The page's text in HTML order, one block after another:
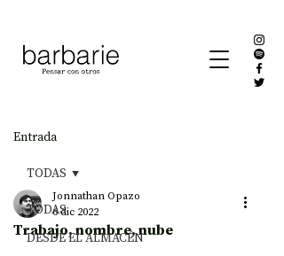
Entrada
TODAS
DESDE EL ALMACÉN
TODAS
Trabajo, nombre, nube
Jonnathan Opazo
6 dic 2022